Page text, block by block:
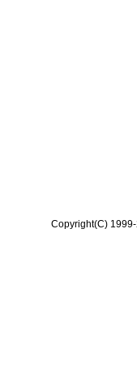
Copyright(C)